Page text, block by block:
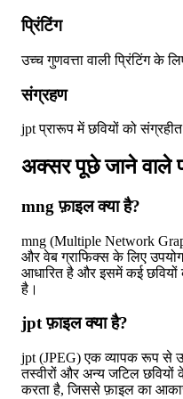
प्रिंटिंग
उच्च गुणवत्ता वाली प्रिंटिंग के
संग्रहण
jpt प्रारूप में छवियों को
अक्सर पूछे जाने वाले
mng फ़ाइल क्या है?
mng (Multiple Network
और वेब ग्राफिक्स के लिए
आधारित है और इसमें कई छवियों
है।
jpt फ़ाइल क्या है?
jpt (JPEG) एक व्यापक रूप से
तस्वीरों और अन्य जटिल
करता है, जिससे फ़ाइल का